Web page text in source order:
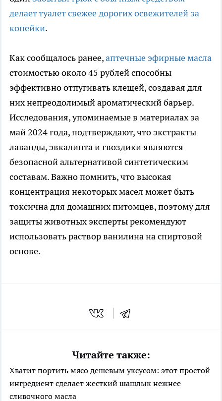
делает туалет свежее дорогих освежителей за
копейки.
Как сообщалось ранее,аптечные эфирные масла
стоимостью около 45 рублей способны
эффективно отпугивать клещей, создавая для
них непреодолимый ароматический барьер.
Исследования, упоминаемые в материалах за
май 2024 года, подтверждают, что экстракты
лаванды, эвкалипта и гвоздики являются
безопасной альтернативой синтетическим
составам. Важно помнить, что высокая
концентрация некоторых масел может быть
токсична для домашних питомцев, поэтому для
защиты животных эксперты рекомендуют
использовать раствор ванилина на спиртовой
основе.
Читайте также:
Хватит портить мясо дешевым уксусом: этот простой
ингредиент сделает жесткий шашлык нежнее
сливочного масла